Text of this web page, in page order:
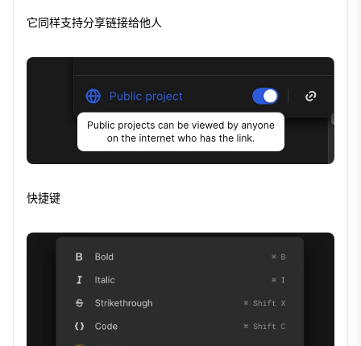
它同样支持分享链接给他人
快捷键